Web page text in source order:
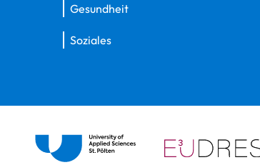
Gesundheit
Soziales